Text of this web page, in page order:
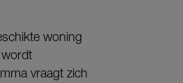
woning
vraagt zich